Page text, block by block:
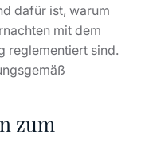
dafür ist, warum
mit dem
reglementiert sind.
zum